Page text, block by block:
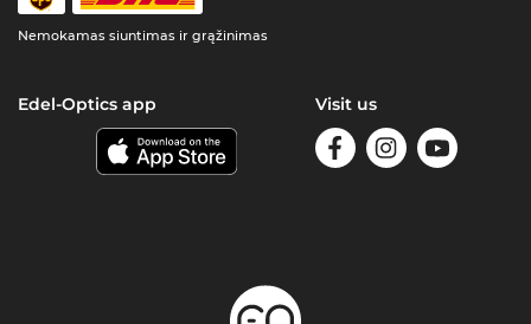
Nemokamas siuntimas ir grąžinimas
Edel-Optics app Visit us